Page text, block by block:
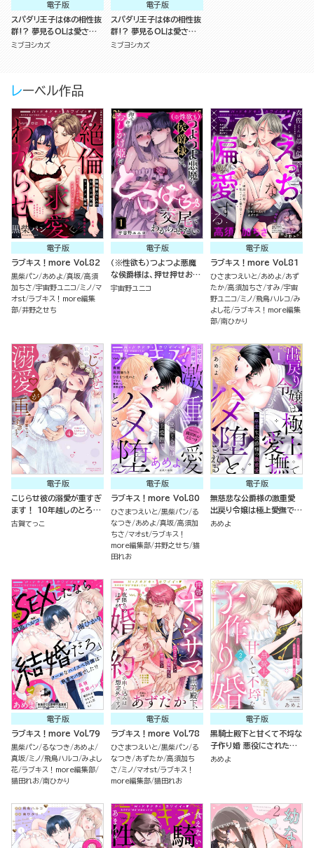
電子版
スパダリ王子は体の相性抜
群!? 夢見るOLは愛されH
にほだされる （1） 【特典ペ
ミブヨシカズ
電子版
スパダリ王子は体の相性抜
群!? 夢見るOLは愛されH
にほだされる（分冊版）
ミブヨシカズ
レーベル作品
電子版
ラブキス！more Vol.82
黒柴パン あめよ 真坂 高須
加ちさ 宇宙野ユニコ ミノ マ
オst ラブキス！more編集
部 井野之せち
電子版
（※性欲も）つよつよ悪魔
な侯爵様は、押せ押せおし
かけ姫をとろぱちゅ交尾で
宇宙野ユニコ
電子版
ラブキス！more Vol.81
ひさまつえいと あめよ
あず
たか 高須加ちさ すみ 宇宙
野ユニコ ミノ 飛鳥ハルコ み
よし花 ラブキス！more編集
部 南ひかり
電子版
こじらせ彼の溺愛が重すぎ
ます！ 10年越しのとろ甘
えっち試してみる？ （4）
古賀てっこ
電子版
ラブキス！more Vol.80
ひさまつえいと 黒柴パン る
なつき
あめよ 真坂 高須加
ちさ マオst ラブキス！
more編集部 井野之せち 猫
田れお
電子版
無慈悲な公爵様の激重愛
出戻り令嬢は極上愛撫でハ
メ堕とされる（分冊版）
あめよ
電子版
ラブキス！more Vol.79
黒柴パン るなつき
あめよ
真坂 ミノ 飛鳥ハルコ みよし
花 ラブキス！more編集部
猫田れお 南ひかり
電子版
ラブキス！more Vol.78
ひさまつえいと 黒柴パン る
なつき
あずたか 高須加ち
さ ミノ マオst ラブキス！
more編集部 猫田れお
電子版
黒騎士殿下と甘くて不埒な
子作り婚 悪役にされた令
嬢はイかされ啼かされ暴か
あめよ